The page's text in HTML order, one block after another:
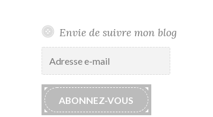
Envie de suivre mon blog
ABONNEZ-VOUS